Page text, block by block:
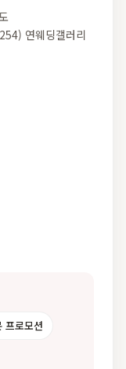
연웨딩갤러리
프로모션